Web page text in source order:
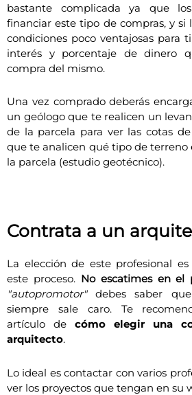
bastante complicada ya que
financiar este tipo de compras, y si
condiciones poco ventajosas para
interés y porcentaje de dinero
compra del mismo.
Una vez comprado deberás
un geólogo que te realicen un
de la parcela para ver las cotas
que te analicen qué tipo de terreno
la parcela (estudio geotécnico).
Contrata a un
La elección de este profesional
este proceso. No escatimes en el
"autopromotor"debes saber
siempre sale caro. Te
artículo de cómo elegir una
arquitecto.
Lo ideal es contactar con varios
ver los proyectos que tengan en su